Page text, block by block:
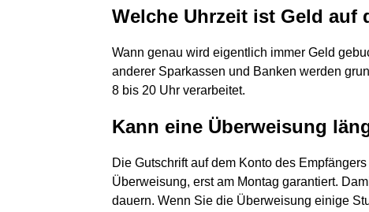
Welche Uhrzeit ist Geld auf
Wann genau wird eigentlich immer Geld
anderer Sparkassen und Banken werden
8 bis 20 Uhr verarbeitet.
Kann eine Überweisung
Die Gutschrift auf dem Konto des
Überweisung, erst am Montag garantiert.
dauern. Wenn Sie die Überweisung einige